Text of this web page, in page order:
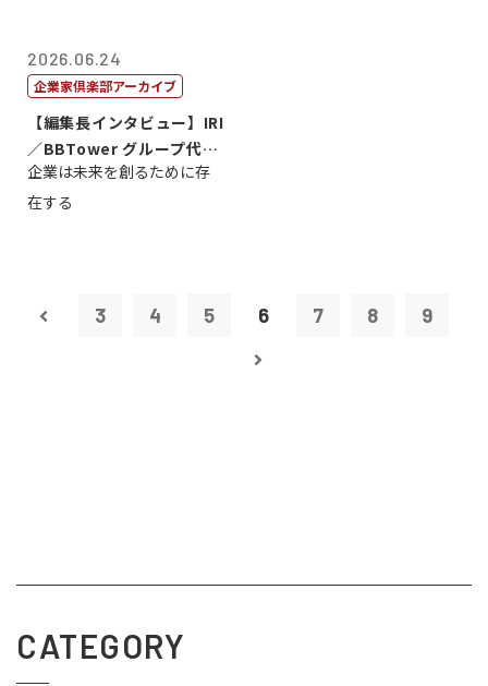
2026.06.24
企業家倶楽部アーカイブ
【編集長インタビュー】IRI
／BBTower グループ代表
藤...
企業は未来を創るために存
在する
3 4 5 6 7 8 9
CATEGORY